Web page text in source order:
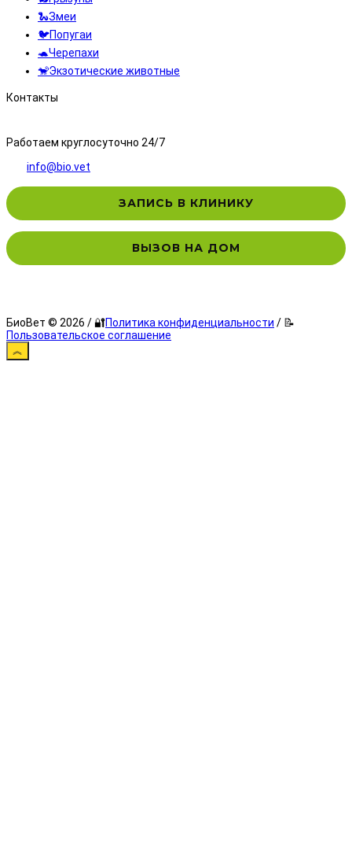
🐍Змеи
🐦Попугаи
🐢Черепахи
🐒Экзотические животные
Контакты
Работаем круглосуточно 24/7
info@bio.vet
ЗАПИСЬ В КЛИНИКУ
ВЫЗОВ НА ДОМ
БиоВет © 2026 / 🔐Политика конфиденциальности / 📝
Пользовательское соглашение